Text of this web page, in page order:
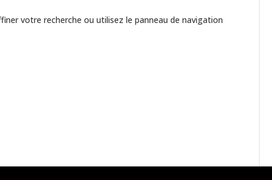
votre recherche ou utilisez le panneau de navigation